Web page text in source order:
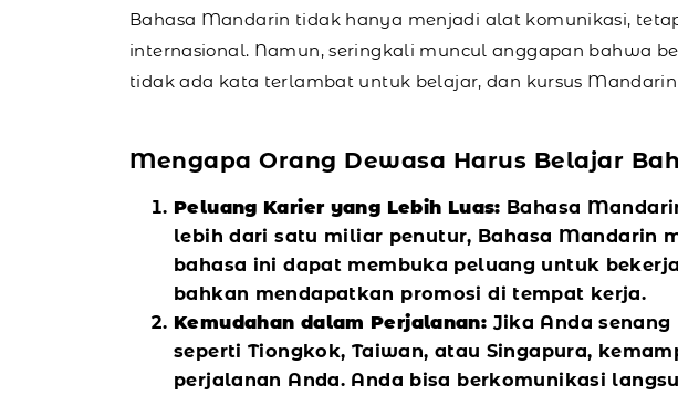
Bahasa Mandarin tidak hanya menjadi alat komunikasi,
internasional. Namun, seringkali muncul anggapan bahwa
tidak ada kata terlambat untuk belajar, dan kursus
Mengapa Orang Dewasa Harus Belajar
Peluang Karier yang Lebih Luas: Bahasa
lebih dari satu miliar penutur, Bahasa Mandarin
bahasa ini dapat membuka peluang untuk
bahkan mendapatkan promosi di tempat kerja.
Kemudahan dalam Perjalanan: Jika Anda
seperti Tiongkok, Taiwan, atau Singapura,
perjalanan Anda. Anda bisa berkomunikasi